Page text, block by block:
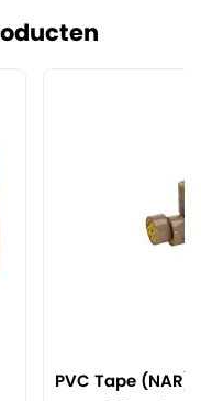
PVC Tape